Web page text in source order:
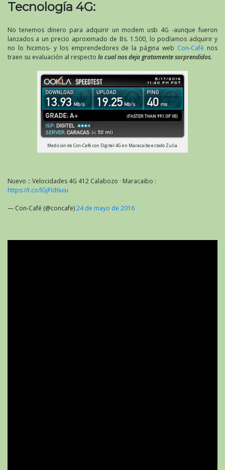
Tecnología 4G:
No tenemos dinero para adquirir un modem usb 4G -aunque fueron
lanzados a un precio aproximado de Bs. 1.500, lo podíamos adquirir y
no lo hicimos- y los emprendedores de la página web Con-Café nos
traen su evaluación al respecto lo cual nos deja gratamente sorprendidos.
Medición de Con-Café con Digitel 4G en Maracaibo estado Zulia.
Nuevo :: Velocidades 4G 412 Calabozo · Maracaibo :
https://t.co/lGjFId6uiu
— Con-Café (@concafe)24 de mayo de 2016